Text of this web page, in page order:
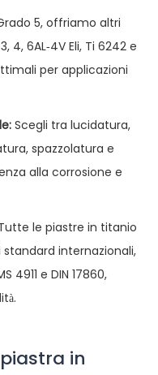
5, offriamo altri
4, 6AL-4V Eli, Ti 6242 e
per applicazioni
Scegli tra lucidatura,
spazzolatura e
alla corrosione e
le piastre in titanio
internazionali,
4911 e DIN 17860,
in